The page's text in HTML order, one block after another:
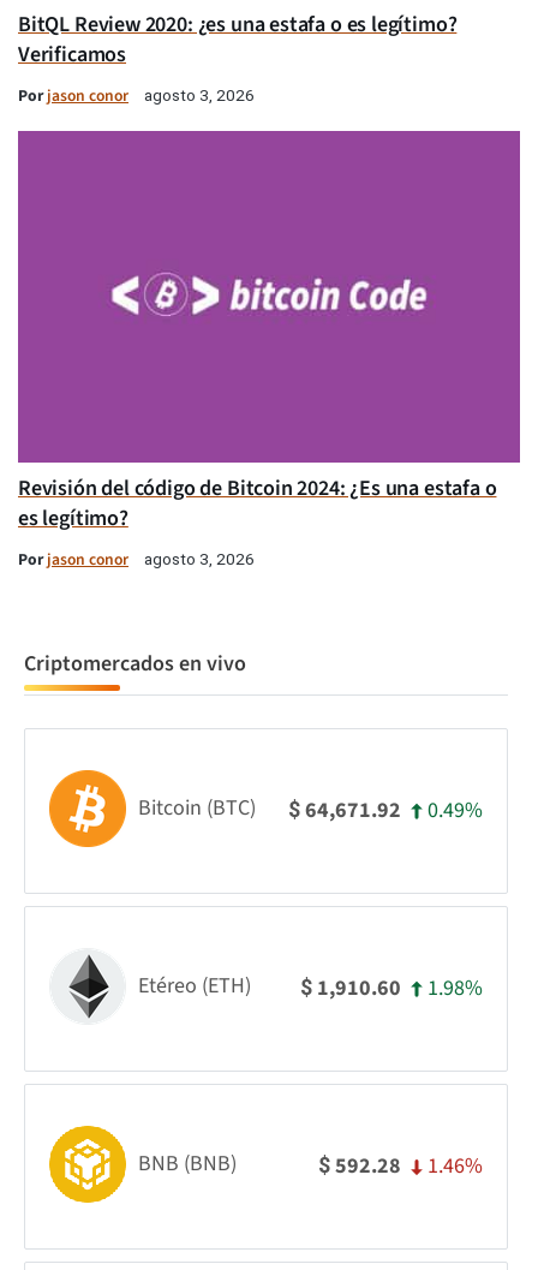
BitQL Review 2020: ¿es una estafa o es legítimo?
Verificamos
Porjason conor agosto 3, 2026
Revisión del código de Bitcoin 2024: ¿Es una estafa o
es legítimo?
Porjason conor agosto 3, 2026
Criptomercados en vivo
Bitcoin (BTC) $64,671.92 0.49%
Etéreo (ETH) $ 1,910.60 1.98%
BNB (BNB) $592.28 1.46%